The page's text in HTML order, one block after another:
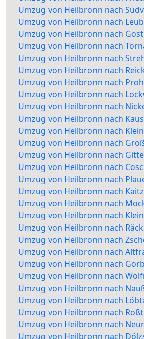
Umzug von Heilbronn nach
Umzug von Heilbronn nach
Umzug von Heilbronn nach
Umzug von Heilbronn nach
Umzug von Heilbronn nach
Umzug von Heilbronn nach
Umzug von Heilbronn nach
Umzug von Heilbronn nach
Umzug von Heilbronn nach
Umzug von Heilbronn nach
Umzug von Heilbronn nach
Umzug von Heilbronn nach
Umzug von Heilbronn nach
Umzug von Heilbronn nach
Umzug von Heilbronn nach
Umzug von Heilbronn nach Kaitz
Umzug von Heilbronn nach
Umzug von Heilbronn nach
Umzug von Heilbronn nach
Umzug von Heilbronn nach
Umzug von Heilbronn nach
Umzug von Heilbronn nach
Umzug von Heilbronn nach
Umzug von Heilbronn nach
Umzug von Heilbronn nach
Umzug von Heilbronn nach
Umzug von Heilbronn nach
Umzug von Heilbronn nach